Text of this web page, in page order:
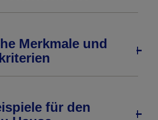
Merkmale und
für den